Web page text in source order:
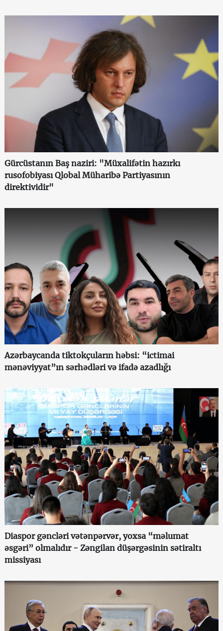
Gürcüstanın Baş naziri: "Müxalifətin hazırkı
rusofobiyası Qlobal Müharibə Partiyasının
direktividir"
Azərbaycanda tiktokçuların həbsi: “ictimai
mənəviyyat”ın sərhədləri və ifadə azadlığı
Diaspor gəncləri vətənpərvər, yoxsa “məlumat
əsgəri” olmalıdır - Zəngilan düşərgəsinin sətiraltı
missiyası